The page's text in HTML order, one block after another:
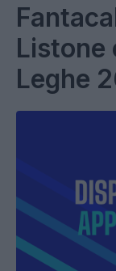
Listone
Leghe